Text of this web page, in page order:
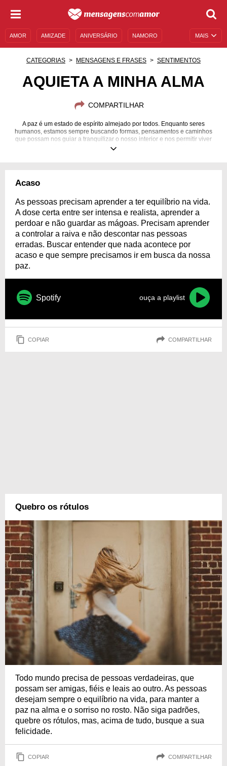
MAIS
AMOR AMIZADE ANIVERSÁRIO NAMORO
CATEGORIAS MENSAGENS E FRASES SENTIMENTOS
AQUIETA A MINHA ALMA
COMPARTILHAR
A paz é um estado de espírito almejado por todos. Enquanto seres
humanos, estamos sempre buscando formas, pensamentos e caminhos
que possam nos guiar a tranquilizar o nosso interior e nos permitir viver
com mais calma. Há dias em que olhamos para o céu e pedimos em
mesmo, continue lendo essa página e encontre reflexões que te ajudarão
Acaso
As pessoas precisam aprender a ter equilíbrio na vida.
A dose certa entre ser intensa e realista, aprender a
perdoar e não guardar as mágoas. Precisam aprender
a controlar a raiva e não descontar nas pessoas
erradas. Buscar entender que nada acontece por
acaso e que sempre precisamos ir em busca da nossa
paz.
Spotify ouça a playlist
COPIAR COMPARTILHAR
Quebro os rótulos
Todo mundo precisa de pessoas verdadeiras, que
possam ser amigas, fiéis e leais ao outro. As pessoas
desejam sempre o equilíbrio na vida, para manter a
paz na alma e o sorriso no rosto. Não siga padrões,
quebre os rótulos, mas, acima de tudo, busque a sua
felicidade.
COPIAR COMPARTILHAR